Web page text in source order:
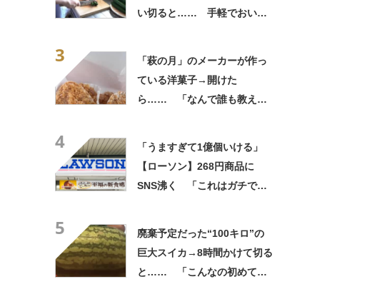
い切ると…… 手軽でおいし
3
「萩の月」のメーカーが作っ
ている洋菓子→開けた
ら…… 「なんで誰も教えて
4
「うますぎて1億個いける」
【ローソン】268円商品に
SNS沸く 「これはガチで美
5
廃棄予定だった“100キロ”の
巨大スイカ→8時間かけて切る
と…… 「こんなの初めて見